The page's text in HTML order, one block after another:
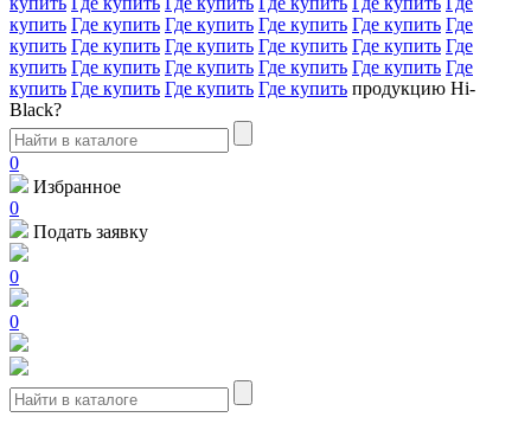
купить Где купить Где купить Где купить Где купить Где
купить Где купить Где купить Где купить Где купить Где
купить Где купить Где купить Где купить Где купить Где
купить Где купить Где купить Где купить продукцию Hi-
Black?
0
Избранное
0
Подать заявку
0
0